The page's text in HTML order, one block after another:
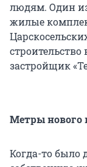
людям. Один
жилые
застройщик
Метры нового
Когда-то было